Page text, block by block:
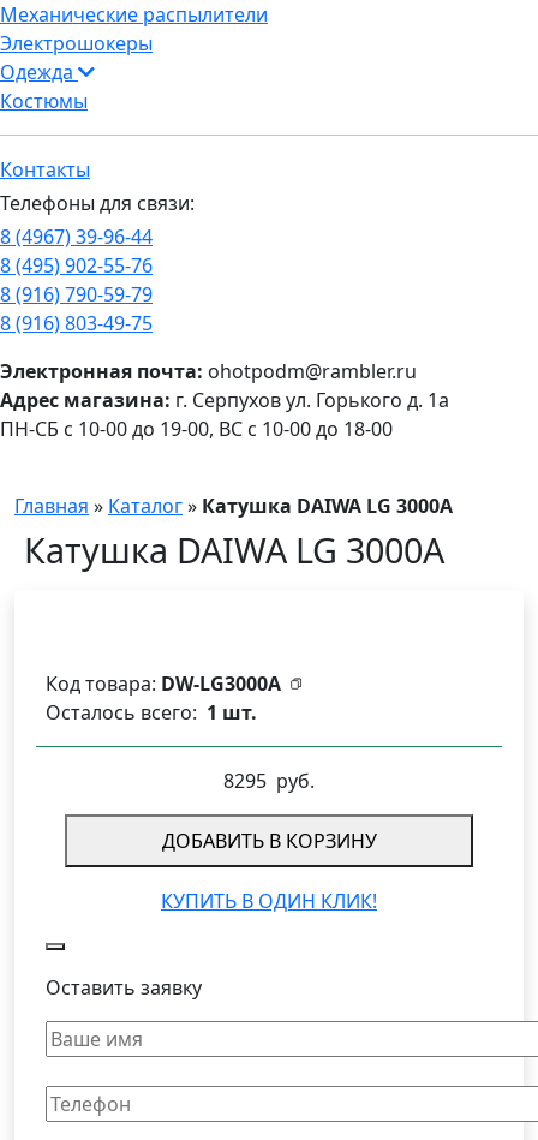
Механические распылители
Электрошокеры
Одежда
Костюмы
Контакты
Телефоны для связи:
8 (4967) 39-96-44
8 (495) 902-55-76
8 (916) 790-59-79
8 (916) 803-49-75
ПН-СБ с 10-00 до 19-00, ВС с 10-00 до 18-00
Электронная почта: ohotpodm@rambler.ru
Адрес магазина: г. Серпухов ул. Горького д. 1а
Главная » Каталог» Катушка DAIWA LG 3000A
Катушка DAIWA LG 3000A
Код товара: DW-LG3000A
Осталось всего: 1 шт.
8295 руб.
ДОБАВИТЬ В КОРЗИНУ
КУПИТЬ В ОДИН КЛИК!
Оставить заявку